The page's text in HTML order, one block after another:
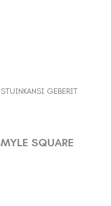
GEBERIT
SQUARE